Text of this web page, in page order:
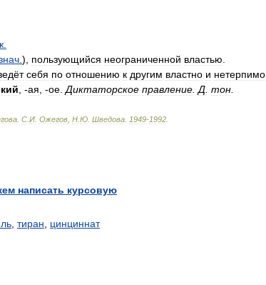
), пользующийся неограниченной властью
себя по отношению к другим властно и нетерпимо
, -ая , -ое Диктаторское правление Д тон
С И Ожегов Н Ю Шведова 1949-1992
написать курсовую
тиран цинциннат